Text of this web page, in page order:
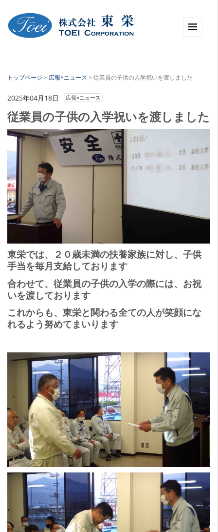
トップページ > 広報×ニュース > 従業員の子供の入学祝いを渡しました
2025年04月18日 広報×ニュース
従業員の子供の入学祝いを渡しました
東栄では、２０歳未満の扶養家族に対し、子供
手当を毎月支給しております
合わせて、従業員の子供の入学の際には、お祝
いを渡しております
これからも、東栄と関わる全ての人が笑顔にな
れるよう努めてまいります